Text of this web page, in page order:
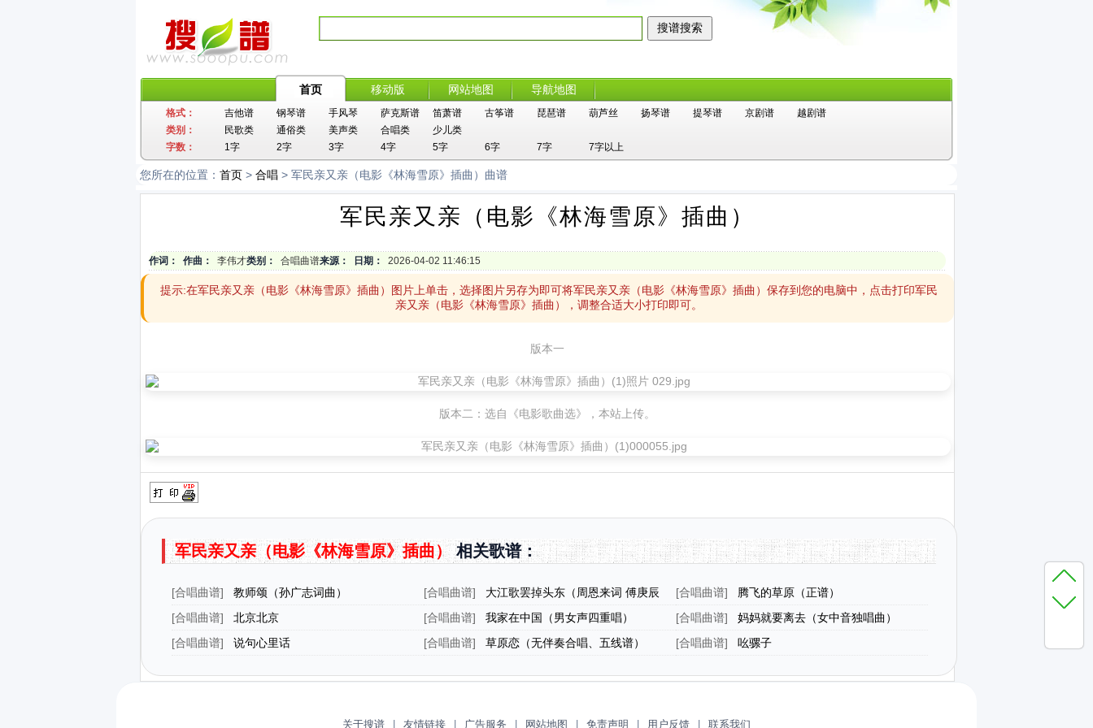
首页 移动版 网站地图 导航地图
格式： 吉他谱 钢琴谱 手风琴 萨克斯谱 笛萧谱 古筝谱 琵琶谱 葫芦丝 扬琴谱 提琴谱 京剧谱
越剧谱
类别：
民歌类 通俗类 美声类 合唱类
少儿类
字数：
1字 2字 3字 4字 5字 6字 7字 7字以上
您所在的位置： 首页 > 合唱 > 军民亲又亲（电影《林海雪原》插曲）曲谱
军民亲又亲（电影《林海雪原》插曲）
作词： 作曲： 李伟才类别： 合唱曲谱来源： 日期： 2026-04-02 11:46:15
提示:在军民亲又亲（电影《林海雪原》插曲）图片上单击，选择图片另存为即可将军民亲又亲（电影《林海雪原》插曲）保存到您的电脑中，点击打印军民
亲又亲（电影《林海雪原》插曲），调整合适大小打印即可。
版本一
版本二：选自《电影歌曲选》，本站上传。
军民亲又亲（电影《林海雪原》插曲）相关歌谱：
[合唱曲谱] 教师颂（孙广志词曲） [合唱曲谱]
大江歌罢掉头东（周恩来词 傅庚辰
曲）
[合唱曲谱]
腾飞的草原（正谱）
[合唱曲谱] 北京北京 [合唱曲谱] 我家在中国（男女声四重唱） [合唱曲谱]
妈妈就要离去（女中音独唱曲）
[合唱曲谱] 说句心里话 [合唱曲谱] 草原恋（无伴奏合唱、五线谱） [合唱曲谱] 吆骡子
关于搜谱 友情链接 广告服务 网站地图 免责声明 用户反馈 联系我们